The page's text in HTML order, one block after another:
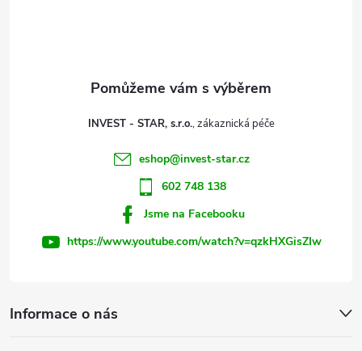
Informace o nás
INVEST - STAR, s.r.o.
eshop@invest-star.cz
602 748 138
Jsme na Facebooku
https://www.youtube.com/watch?v=qzkHXGisZIw